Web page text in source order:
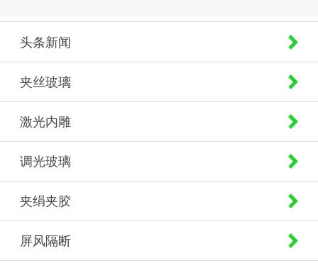
头条新闻
夹丝玻璃
激光内雕
调光玻璃
夹绢夹胶
屏风隔断